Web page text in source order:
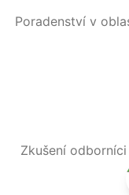
Poradenství v
Zkušení